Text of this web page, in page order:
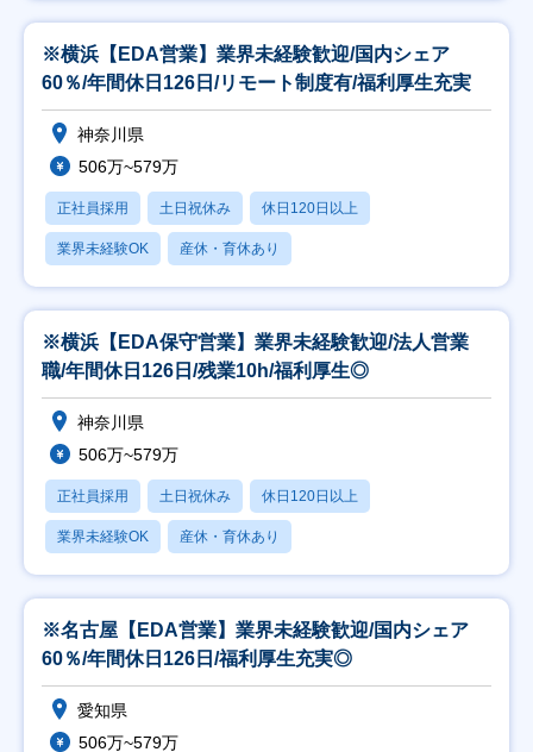
※横浜【EDA営業】業界未経験歓迎/国内シェア
60％/年間休日126日/リモート制度有/福利厚生充実
神奈川県
506万~579万
正社員採用 土日祝休み 休日120日以上
業界未経験OK 産休・育休あり
※横浜【EDA保守営業】業界未経験歓迎/法人営業
職/年間休日126日/残業10h/福利厚生◎
神奈川県
506万~579万
正社員採用 土日祝休み 休日120日以上
業界未経験OK 産休・育休あり
※名古屋【EDA営業】業界未経験歓迎/国内シェア
60％/年間休日126日/福利厚生充実◎
愛知県
506万~579万